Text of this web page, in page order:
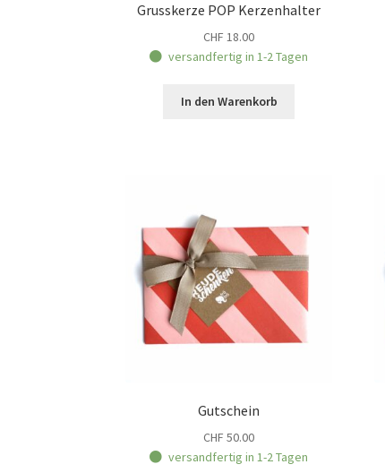
Grusskerze POP Kerzenhalter
CHF 18.00
versandfertig in 1-2 Tagen
In den Warenkorb
Gutschein
CHF 50.00
versandfertig in 1-2 Tagen